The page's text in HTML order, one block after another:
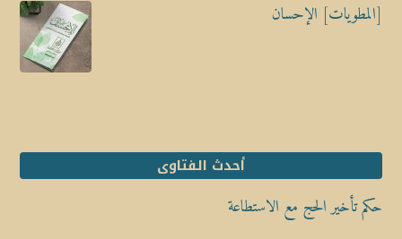
[المطويات] الإحسان
أحدث الفتاوى
حكم تأخير الحج مع الاستطاعة